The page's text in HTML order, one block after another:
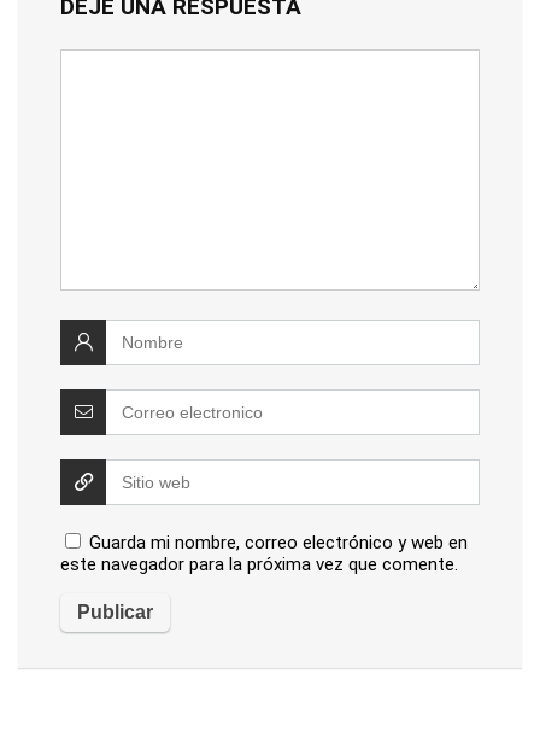
DEJE UNA RESPUESTA
Guarda mi nombre, correo electrónico y web en
este navegador para la próxima vez que comente.